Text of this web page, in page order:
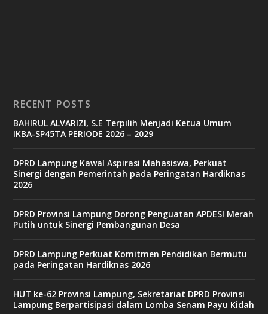
RECENT POSTS
BAHIRUL ALVARIZI, S.E Terpilih Menjadi Ketua Umum
IKBA-SP45TA PERIODE 2026 – 2029
DPRD Lampung Kawal Aspirasi Mahasiswa, Perkuat
Sinergi dengan Pemerintah pada Peringatan Hardiknas
2026
DPRD Provinsi Lampung Dorong Penguatan APDESI Merah
Putih untuk Sinergi Pembangunan Desa
DPRD Lampung Perkuat Komitmen Pendidikan Bermutu
pada Peringatan Hardiknas 2026
HUT ke-62 Provinsi Lampung, Sekretariat DPRD Provinsi
Lampung Berpartisipasi dalam Lomba Senam Payu Kidah